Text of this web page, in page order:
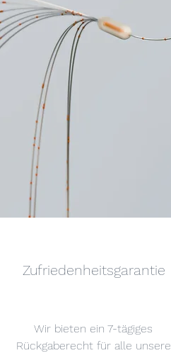
Zufriedenheitsgarantie
Wir bieten ein 7-tägiges
Rückgaberecht für alle unsere